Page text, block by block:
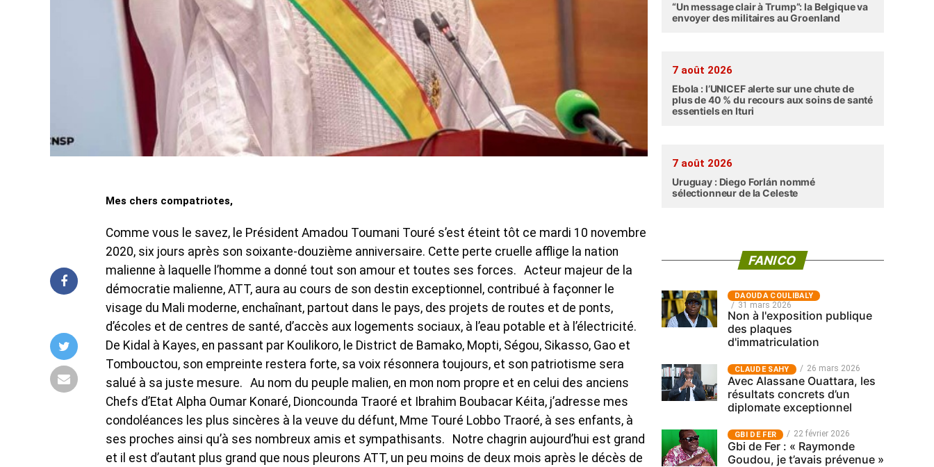
Mes chers compatriotes,
Comme vous le savez, le Président Amadou Toumani Touré s’est éteint tôt ce mardi 10 novembre
2020, six jours après son soixante-douzième anniversaire. Cette perte cruelle afflige la nation
malienne à laquelle l’homme a donné tout son amour et toutes ses forces. Acteur majeur de la
démocratie malienne, ATT, aura au cours de son destin exceptionnel, contribué à façonner le
visage du Mali moderne, enchaînant, partout dans le pays, des projets de routes et de ponts,
d’écoles et de centres de santé, d’accès aux logements sociaux, à l’eau potable et à l’électricité.
De Kidal à Kayes, en passant par Koulikoro, le District de Bamako, Mopti, Ségou, Sikasso, Gao et
Tombouctou, son empreinte restera forte, sa voix résonnera toujours, et son patriotisme sera
salué à sa juste mesure. Au nom du peuple malien, en mon nom propre et en celui des anciens
Chefs d’Etat Alpha Oumar Konaré, Dioncounda Traoré et Ibrahim Boubacar Kéita, j’adresse mes
condoléances les plus sincères à la veuve du défunt, Mme Touré Lobbo Traoré, à ses enfants, à
ses proches ainsi qu’à ses nombreux amis et sympathisants. Notre chagrin aujourd’hui est grand
et il est d’autant plus grand que nous pleurons ATT, un peu moins de deux mois après le décès de
“Un message clair à Trump”: la Belgique va
envoyer des militaires au Groenland
7 août 2026
Ebola : l’UNICEF alerte sur une chute de
plus de 40 % du recours aux soins de santé
essentiels en Ituri
7 août 2026
Uruguay : Diego Forlán nommé
sélectionneur de la Celeste
FANICO
‎DAOUDA COULIBALY
31 mars 2026
Non à l'exposition publique
des plaques
d'immatriculation
CLAUDE SAHY 26 mars 2026
Avec Alassane Ouattara, les
résultats concrets d’un
diplomate exceptionnel
GBI DE FER 22 février 2026
Gbi de Fer : « Raymonde
Goudou, je t’avais prévenue »